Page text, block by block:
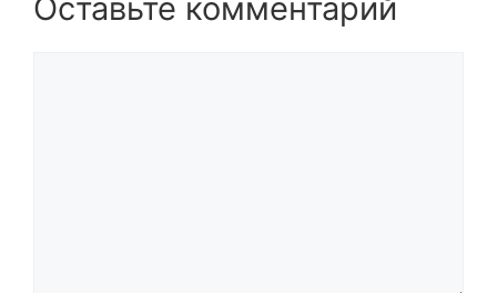
Оставьте комментарий